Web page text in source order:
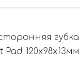
губка
Pad 120x98x13мм